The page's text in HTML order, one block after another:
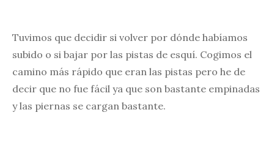
Tuvimos que decidir si volver por dónde habíamos
subido o si bajar por las pistas de esquí. Cogimos el
camino más rápido que eran las pistas pero he de
decir que no fue fácil ya que son bastante empinadas
y las piernas se cargan bastante.